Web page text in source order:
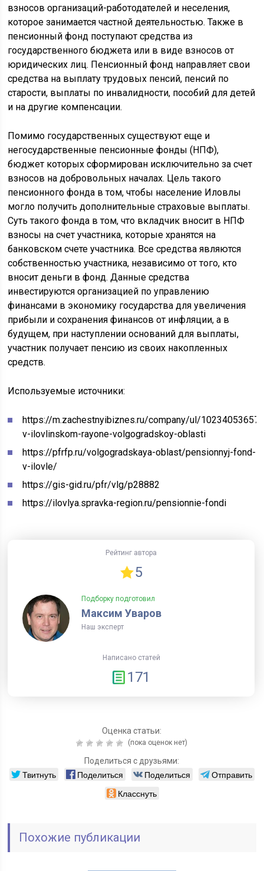
взносов организаций-работодателей и неселения,
которое занимается частной деятельностью. Также в
пенсионный фонд поступают средства из
государственного бюджета или в виде взносов от
юридических лиц. Пенсионный фонд направляет свои
средства на выплату трудовых пенсий, пенсий по
старости, выплаты по инвалидности, пособий для детей
и на другие компенсации.
Помимо государственных существуют еще и
негосударственные пенсионные фонды (НПФ),
бюджет которых сформирован исключительно за счет
взносов на добровольных началах. Цель такого
пенсионного фонда в том, чтобы население Иловлы
могло получить дополнительные страховые выплаты.
Суть такого фонда в том, что вкладчик вносит в НПФ
взносы на счет участника, которые хранятся на
банковском счете участника. Все средства являются
собственностью участника, независимо от того, кто
вносит деньги в фонд. Данные средства
инвестируются организацией по управлению
финансами в экономику государства для увеличения
прибыли и сохранения финансов от инфляции, а в
будущем, при наступлении оснований для выплаты,
участник получает пенсию из своих накопленных
средств.
Используемые источники:
https://m.zachestnyibiznes.ru/company/ul/
v-ilovlinskom-rayone-volgogradskoy-oblasti
https://pfrfp.ru/volgogradskaya-oblast/pensionnyj-fond-
v-ilovle/
https://gis-gid.ru/pfr/vlg/p28882
https://ilovlya.spravka-region.ru/pensionnie-fondi
Рейтинг автора
5
Подборку подготовил
Максим Уваров
Наш эксперт
Написано статей
171
Оценка статьи:
(пока оценок нет)
Поделиться с друзьями:
Твитнуть Поделиться Поделиться
Отправить
Класснуть
Похожие публикации